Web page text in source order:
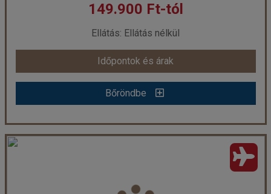
már 141.329 Ft-tól
Időpontok és árak
Bőröndbe
149.900 Ft-tól
Ellátás: Ellátás nélkül
Időpontok és árak
Bőröndbe
Elena stúdiók (repülő)
Város: Moraitika